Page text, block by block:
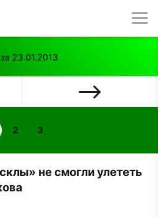
23.01.2013
2 3
не смогли улететь